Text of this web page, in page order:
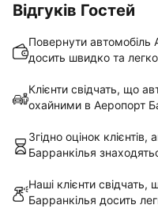
Відгуків Гостей
Повернути автомобіль
досить швидко та легко
Клієнти свідчать, що
охайними в Аеропорт
Згідно оцінок
Барранкілья
Наші клієнти
Барранкілья досить